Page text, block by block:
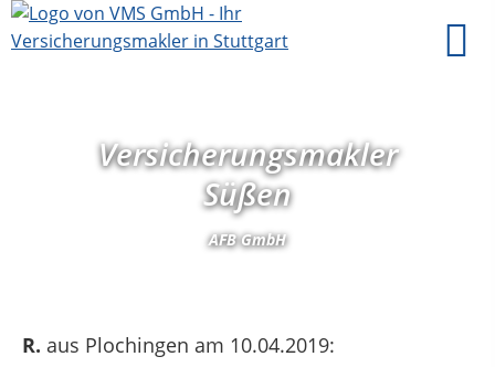
Versicherungsmakler
Süßen
AFB GmbH
R. aus Plochingen am 10.04.2019: